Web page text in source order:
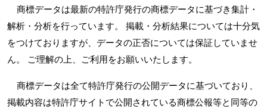
商標データは最新の特許庁発行の商標データに基づき集計・
解析・分析を行っています。 掲載・分析結果については十分気
をつけておりますが、データの正否については保証していませ
ん。 ご理解の上、ご利用をお願いいたします。
商標データは全て特許庁発行の公開データに基づいており、
掲載内容は特許庁サイトで公開されている商標公報等と同等の